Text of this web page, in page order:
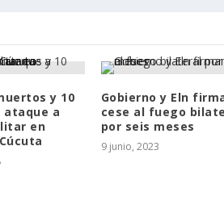
y 10
ataque a
en
Gobierno y Eln
cese al fuego
por seis meses
9 junio, 2023